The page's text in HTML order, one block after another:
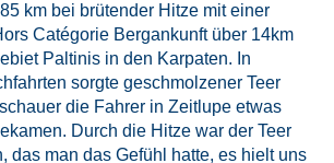
km bei brütender Hitze mit einer
Catégorie Bergankunft über 14km
Paltinis in den Karpaten. In
sorgte geschmolzener Teer
die Fahrer in Zeitlupe etwas
Durch die Hitze war der Teer
das man das Gefühl hatte, es hielt uns